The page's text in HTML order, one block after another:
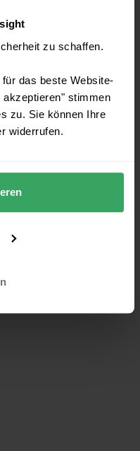
zu schaffen.
das beste Website-
stimmen
zu. Sie können Ihre
widerrufen.